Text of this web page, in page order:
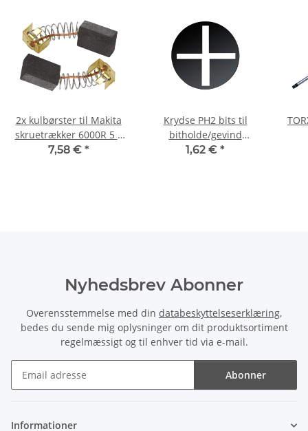
2x kulbørster til Makita
skruetrækker 6000R 5 x
8 x 11 mm
7,58 € *
Krydse PH2 bits til
bitholde/gevind
skruetrække/slagnøgle
1,62 € *
Nyhedsbrev Abonner
Overensstemmelse med din databeskyttelseserklæring,
bedes du sende mig oplysninger om dit produktsortiment
regelmæssigt og til enhver tid via e-mail.
Abonner
Informationer